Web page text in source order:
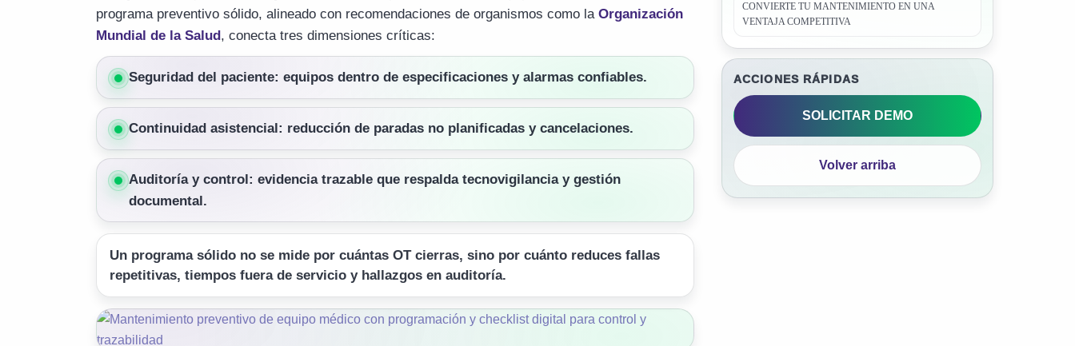
programa preventivo sólido, alineado con recomendaciones de organismos como la Organización
Mundial de la Salud, conecta tres dimensiones críticas:
Seguridad del paciente: equipos dentro de especificaciones y alarmas confiables.
Continuidad asistencial: reducción de paradas no planificadas y cancelaciones.
Auditoría y control: evidencia trazable que respalda tecnovigilancia y gestión
documental.
Un programa sólido no se mide por cuántas OT cierras, sino por cuánto reduces fallas
repetitivas, tiempos fuera de servicio y hallazgos en auditoría.
CONVIERTE TU MANTENIMIENTO EN UNA
VENTAJA COMPETITIVA
ACCIONES RÁPIDAS
SOLICITAR DEMO
Volver arriba